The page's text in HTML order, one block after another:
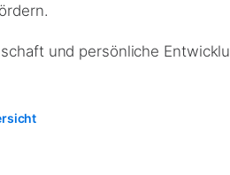
und persönliche